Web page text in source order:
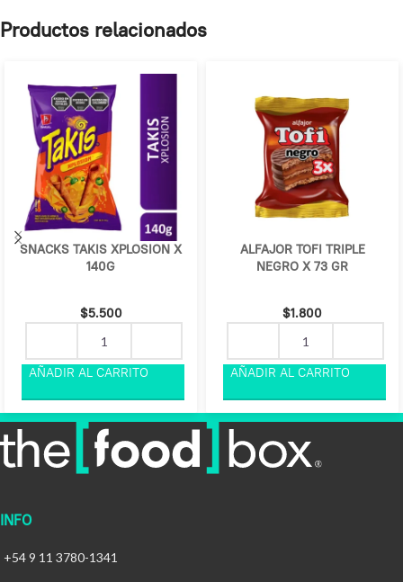
Productos relacionados
SNACKS TAKIS XPLOSION X
140G
$5.500
ALFAJOR TOFI TRIPLE
NEGRO X 73 GR
$1.800
INFO
+54 9 11 3780-1341